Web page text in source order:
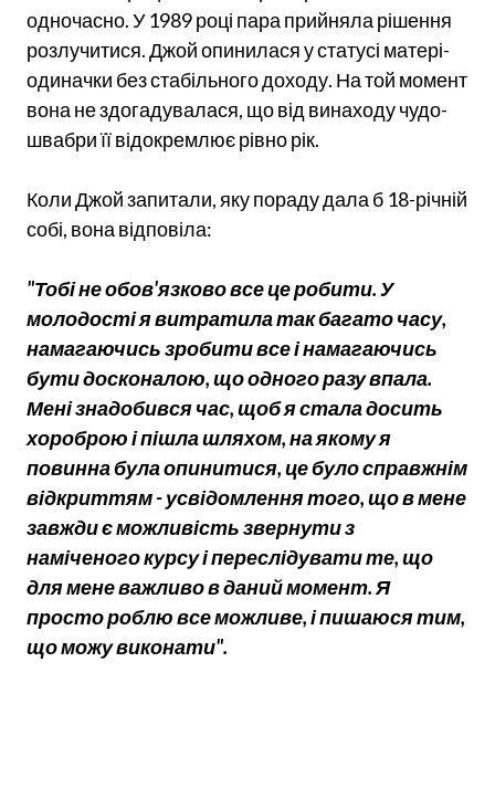
одночасно. У 1989 році пара прийняла рішення
розлучитися. Джой опинилася у статусі матері-
одиначки без стабільного доходу. На той момент
вона не здогадувалася, що від винаходу чудо-
швабри її відокремлює рівно рік.
Коли Джой запитали, яку пораду дала б 18-річній
собі, вона відповіла:
"Тобі не обов'язково все це робити. У
молодості я витратила так багато часу,
намагаючись зробити все і намагаючись
бути досконалою, що одного разу впала.
Мені знадобився час, щоб я стала досить
хороброю і пішла шляхом, на якому я
повинна була опинитися, це було справжнім
відкриттям - усвідомлення того, що в мене
завжди є можливість звернути з
наміченого курсу і переслідувати те, що
для мене важливо в даний момент. Я
просто роблю все можливе, і пишаюся тим,
що можу виконати".